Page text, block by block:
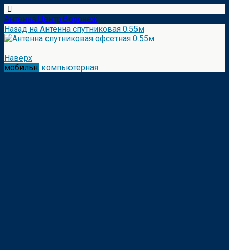
Антенна Центр Воронеж
Назад на Антенна спутниковая 0.55м
Наверх
мобильн. компьютерная